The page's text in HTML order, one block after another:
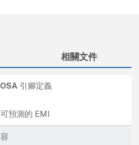
相關文件
引腳定義
預測的 EMI